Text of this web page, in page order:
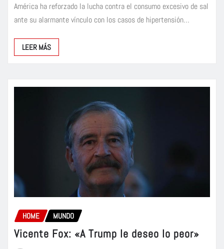
América ha reforzado la lucha contra el consumo excesivo de sal
ante su alarmante vínculo con los casos de hipertensión…
LEER MÁS
HOME MUNDO
Vicente Fox: «A Trump le deseo lo peor»